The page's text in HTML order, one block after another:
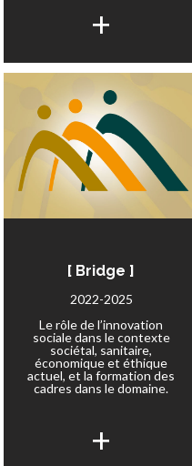
+
[ Bridge ]
2022-2025
Le rôle de l’innovation
sociale dans le contexte
sociétal, sanitaire,
économique et éthique
actuel, et la formation des
cadres dans le domaine.
+